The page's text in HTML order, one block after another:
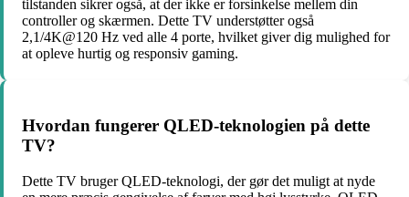
tilstanden sikrer også, at der ikke er forsinkelse mellem din
controller og skærmen. Dette TV understøtter også
2,1/4K@120 Hz ved alle 4 porte, hvilket giver dig mulighed for
at opleve hurtig og responsiv gaming.
Hvordan fungerer QLED-teknologien på dette
TV?
Dette TV bruger QLED-teknologi, der gør det muligt at nyde